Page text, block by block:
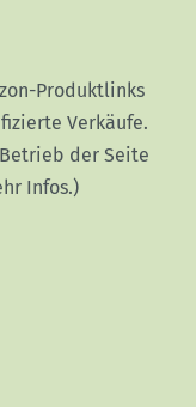
Produktlinks
Verkäufe.
der Seite
Infos.)